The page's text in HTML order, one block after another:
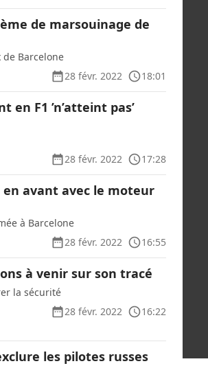
de marsouinage de
Barcelone
28 févr. 2022
18:01
en F1 ’n’atteint pas’
28 févr. 2022
17:28
en avant avec le moteur
à Barcelone
28 févr. 2022
16:55
à venir sur son tracé
la sécurité
28 févr. 2022
16:22
les pilotes russes